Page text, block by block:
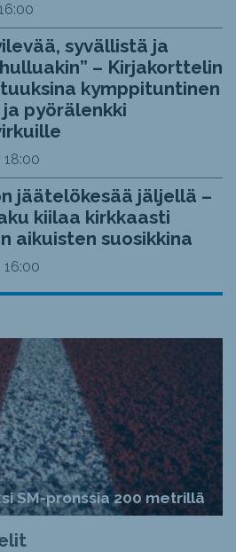
syvällistä ja
– Kirjakorttelin
kymppituntinen
pyörälenkki
18:00
jäätelökesää jäljellä –
kiilaa kirkkaasti
aikuisten suosikkina
16:00
SM-pronssia 200 metrillä